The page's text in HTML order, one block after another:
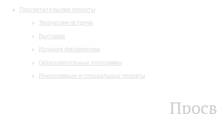
Просветительские проекты
Творческие встречи
Выставки
Издания филармонии
Образовательные программы
Инклюзивные и специальные проекты